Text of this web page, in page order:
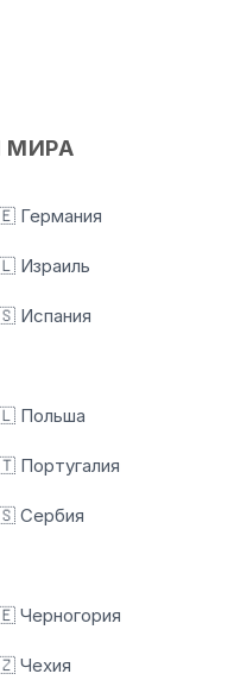
МИРА
Германия
Израиль
Испания
Польша
Португалия
Сербия
Черногория
Чехия